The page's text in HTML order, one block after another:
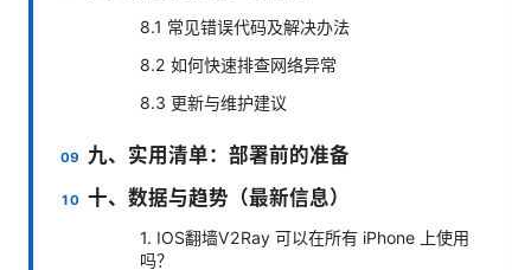
8.1 常见错误代码及解决办法
8.2 如何快速排查网络异常
8.3 更新与维护建议
九、实用清单：部署前的准备
十、数据与趋势（最新信息）
1. IOS翻墙V2Ray 可以在所有 iPhone 上使用
吗？